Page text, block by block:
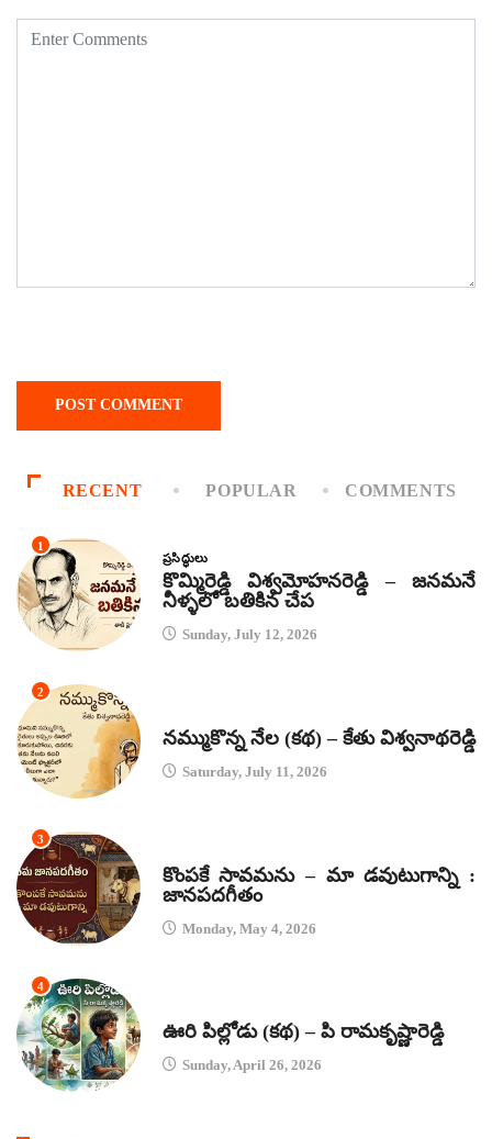
RECENT POPULAR COMMENTS
1
ప్రసిద్ధులు
కొమ్మిరెడ్డి విశ్వమోహనరెడ్డి – జనమనే
నీళ్ళలో బతికిన చేప
Sunday, July 12, 2026
2
నమ్ముకొన్న నేల (కథ) – కేతు విశ్వనాథరెడ్డి
Saturday, July 11, 2026
3
కొంపకే సావమను – మా డవుటుగాన్ని :
జానపదగీతం
Monday, May 4, 2026
4
ఊరి పిల్లోడు (కథ) – పి రామకృష్ణారెడ్డి
Sunday, April 26, 2026